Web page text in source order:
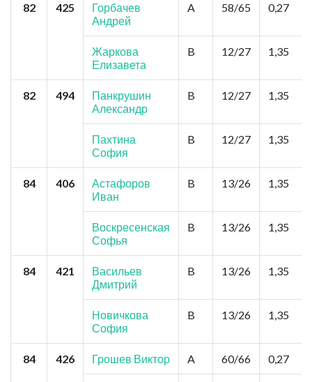
82 425
Горбачев
Андрей
A 58/65 0,27
Жаркова
Елизавета
B 12/27 1,35
82 494
Панкрушин
Александр
B 12/27 1,35
Пахтина
София
B 12/27 1,35
84 406
Астафоров
Иван
B 13/26 1,35
Воскресенская
Софья
B 13/26 1,35
84 421
Васильев
Дмитрий
B 13/26 1,35
Новичкова
София
B 13/26 1,35
84 426 Грошев Виктор A 60/66 0,27